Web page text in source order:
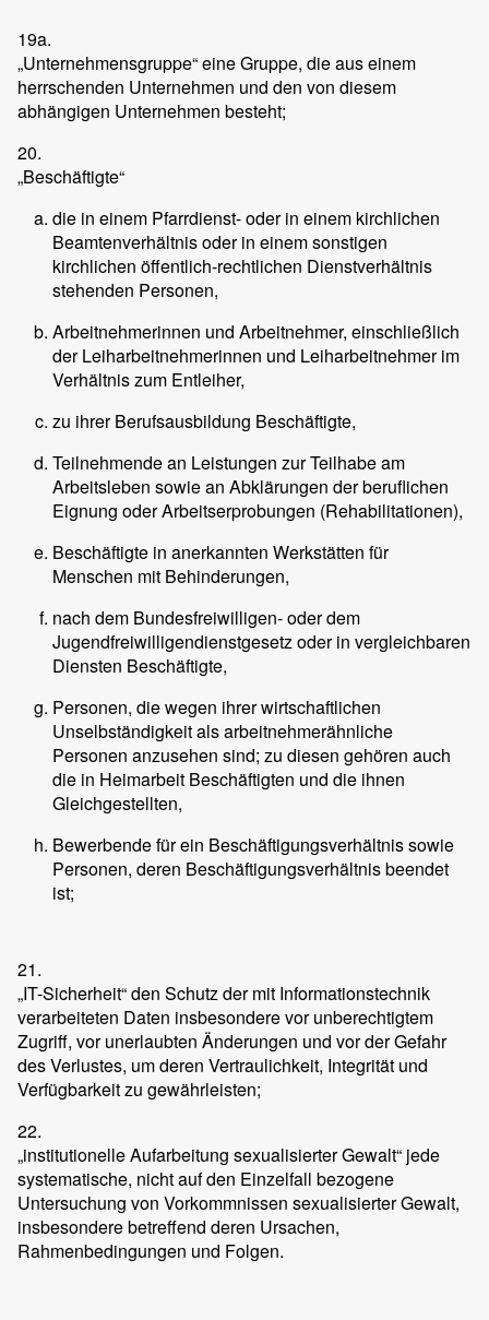
19a.
„Unternehmensgruppe“ eine Gruppe, die aus einem
herrschenden Unternehmen und den von diesem
abhängigen Unternehmen besteht;
20.
„Beschäftigte“
die in einem Pfarrdienst- oder in einem kirchlichen
Beamtenverhältnis oder in einem sonstigen
kirchlichen öffentlich-rechtlichen Dienstverhältnis
stehenden Personen,
Arbeitnehmerinnen und Arbeitnehmer, einschließlich
der Leiharbeitnehmerinnen und Leiharbeitnehmer im
Verhältnis zum Entleiher,
zu ihrer Berufsausbildung Beschäftigte,
Teilnehmende an Leistungen zur Teilhabe am
Arbeitsleben sowie an Abklärungen der beruflichen
Eignung oder Arbeitserprobungen (Rehabilitationen),
Beschäftigte in anerkannten Werkstätten für
Menschen mit Behinderungen,
nach dem Bundesfreiwilligen- oder dem
Jugendfreiwilligendienstgesetz oder in vergleichbaren
Diensten Beschäftigte,
Personen, die wegen ihrer wirtschaftlichen
Unselbständigkeit als arbeitnehmerähnliche
Personen anzusehen sind; zu diesen gehören auch
die in Heimarbeit Beschäftigten und die ihnen
Gleichgestellten,
Bewerbende für ein Beschäftigungsverhältnis sowie
Personen, deren Beschäftigungsverhältnis beendet
ist;
21.
„IT-Sicherheit“ den Schutz der mit Informationstechnik
verarbeiteten Daten insbesondere vor unberechtigtem
Zugriff, vor unerlaubten Änderungen und vor der Gefahr
des Verlustes, um deren Vertraulichkeit, Integrität und
Verfügbarkeit zu gewährleisten;
22.
„institutionelle Aufarbeitung sexualisierter Gewalt“ jede
systematische, nicht auf den Einzelfall bezogene
Untersuchung von Vorkommnissen sexualisierter Gewalt,
insbesondere betreffend deren Ursachen,
Rahmenbedingungen und Folgen.